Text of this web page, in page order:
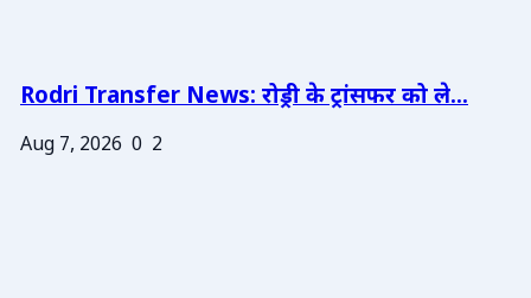
Rodri Transfer News: रोड्री के ट्रांसफर को ले...
Aug 7, 2026 0 2